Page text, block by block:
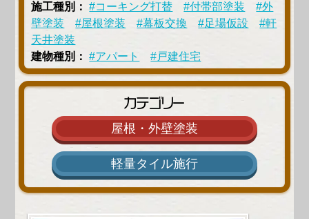
施工種別：
#コーキング打替 #付帯部塗装
#外
壁塗装
#屋根塗装 #幕板交換 #足場仮設
#軒
天井塗装
建物種別：
#アパート #戸建住宅
カテゴリー
屋根・外壁塗装
軽量タイル施行